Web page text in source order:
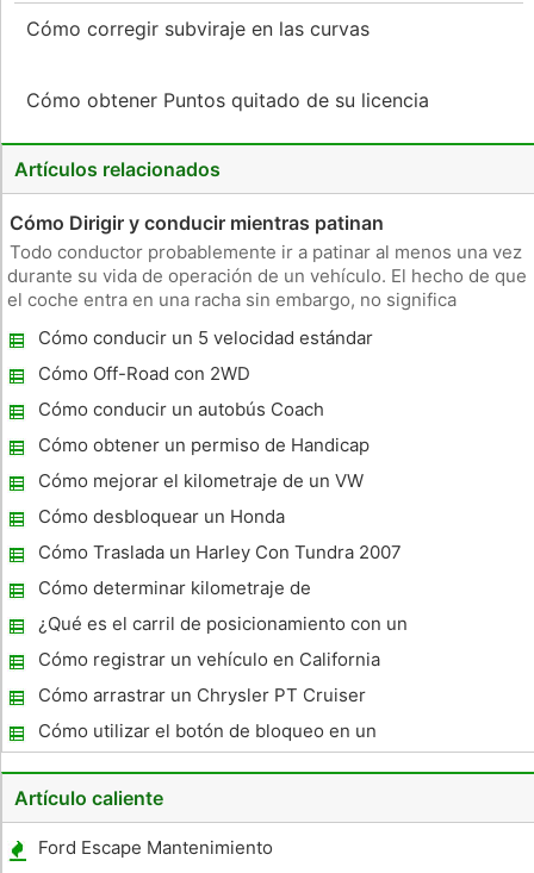
Cómo corregir subviraje en las curvas
Cómo obtener Puntos quitado de su licencia
Artículos relacionados
Cómo Dirigir y conducir mientras patinan
Todo conductor probablemente ir a patinar al menos una vez
durante su vida de operación de un vehículo. El hecho de que
el coche entra en una racha sin embargo, no significa
importante que usted sepa cómo recuperar el control de su
coche cuando lo
Cómo conducir un 5 velocidad estándar
Cómo Off-Road con 2WD
Cómo conducir un autobús Coach
Cómo obtener un permiso de Handicap
Cómo mejorar el kilometraje de un VW
refrigerados por aire
Cómo desbloquear un Honda
Cómo Traslada un Harley Con Tundra 2007
Cómo determinar kilometraje de
combustible de un coche
¿Qué es el carril de posicionamiento con un
coche ?
Cómo registrar un vehículo en California
Cómo arrastrar un Chrysler PT Cruiser
Cómo utilizar el botón de bloqueo en un
Aveo
Artículo caliente
Ford Escape Mantenimiento